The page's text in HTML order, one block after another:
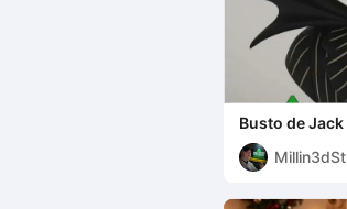
Busto de
Estranho